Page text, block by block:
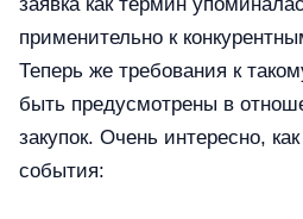
применительно к
Теперь же требования к
быть предусмотрены в
закупок. Очень интересно,
события: